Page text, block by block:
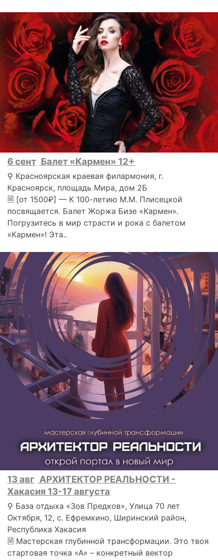
6 сент Балет «Кармен» 12+
⚲ Красноярская краевая филармония, г.
Красноярск, площадь Мира, дом 2Б
🗎 [от 1500₽] — К 100-летию М.М. Плисецкой
посвящается. Балет Жоржа Бизе «Кармен».
Погрузитесь в мир страсти и рока с балетом
«Кармен»! Эта..
13 авг АРХИТЕКТОР РЕАЛЬНОСТИ -
Хакасия 13-17 августа
⚲ База отдыха «Зов Предков», Улица 70 лет
Октября, 12, с. Ефремкино, Ширинский район,
Республика Хакасия
🗎 Мастерская глубинной трансформации. Это твоя
стартовая точка «А» – конкретный вектор